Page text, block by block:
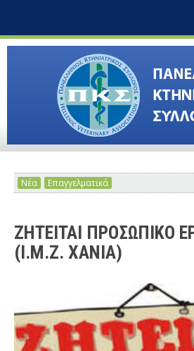
Νέα Επαγγελματικά
ΖΗΤΕΙΤΑΙ ΠΡΟΣΩΠΙΚΟ
(Ι.Μ.Ζ. ΧΑΝΙΑ)